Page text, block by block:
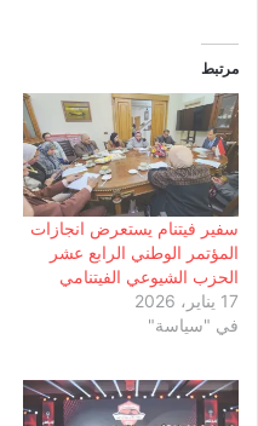
مرتبط
سفير فيتنام يستعرض انجازات
المؤتمر الوطني الرابع عشر
الحزب الشيوعي الفيتنامي
17 يناير، 2026
في "سياسة"